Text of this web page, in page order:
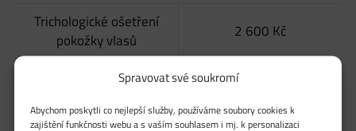
Spravovat své soukromí
Abychom poskytli co nejlepší služby, používáme soubory cookies k
zajištění funkčnosti webu a s vaším souhlasem i mj. k personalizaci
Trichologické ošetření
pokožky vlasů
2 600 Kč
Společenský účes
2 500 – 3 500 Kč